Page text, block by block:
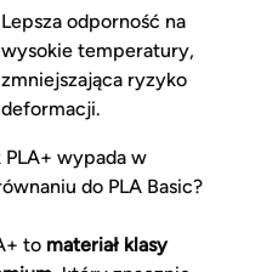
Lepsza odporność na
wysokie temperatury,
zmniejszająca ryzyko
deformacji.
PLA+ wypada w
do PLA Basic?
to materiał klasy